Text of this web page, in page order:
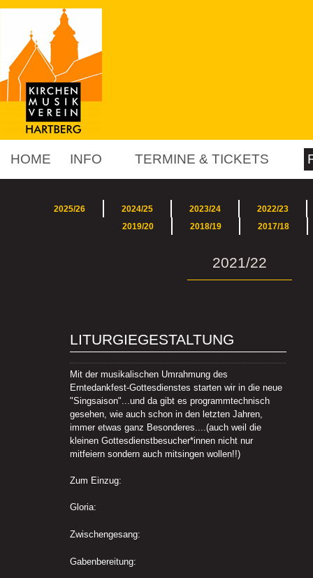
HOME INFO TERMINE & TICKETS
2025/26 2024/25 2023/24
2022/23
2019/20
2018/19 2017/18
2021/22
LITURGIEGESTALTUNG
Mit der musikalischen Umrahmung des
Erntedankfest-Gottesdienstes starten wir in die neue
"Singsaison"...und da gibt es programmtechnisch
gesehen, wie auch schon in den letzten Jahren,
immer etwas ganz Besonderes....(auch weil die
kleinen Gottesdienstbesucher*innen nicht nur
mitfeiern sondern auch mitsingen wollen!!)
Zum Einzug:
Gloria:
Zwischengesang:
Gabenbereitung: